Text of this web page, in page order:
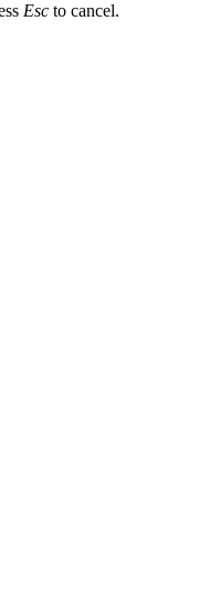
Esc to cancel.